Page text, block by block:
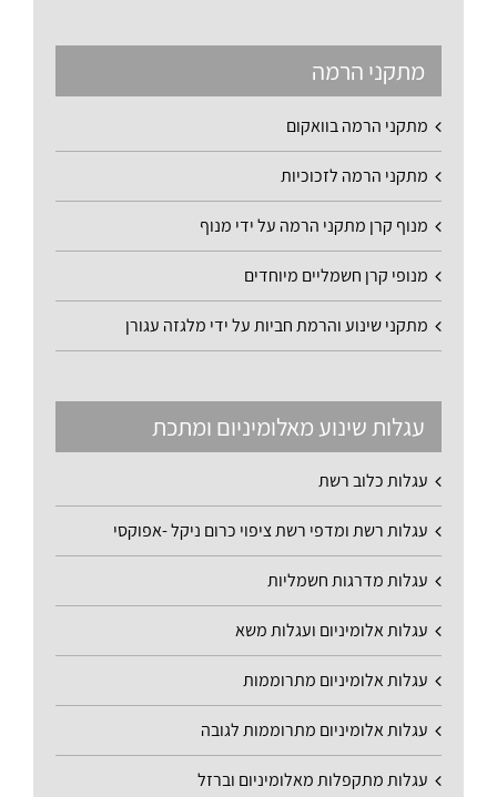
מתקני הרמה
מתקני הרמה בוואקום
מתקני הרמה לזכוכיות
מנוף קרן מתקני הרמה על ידי מנוף
מנופי קרן חשמליים מיוחדים
מתקני שינוע והרמת חביות על ידי מלגזה עגורן
עגלות שינוע מאלומיניום ומתכת
עגלות כלוב רשת
עגלות רשת ומדפי רשת ציפוי כרום ניקל -אפוקסי
עגלות מדרגות חשמליות
עגלות אלומיניום ועגלות משא
עגלות אלומיניום מתרוממות
עגלות אלומיניום מתרוממות לגובה
עגלות מתקפלות מאלומיניום וברזל